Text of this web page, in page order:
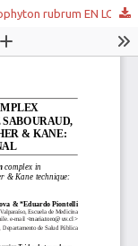
ANALISIS FENOTIPICO DEL COMPLEX Trichophyton rubrum EN LOS MEDIOS DE SABOURAUD, LACTRIMEL, Y LA TECNICA DE FISCHER & KANE: UNA EXPERIENCIA REGIONAL